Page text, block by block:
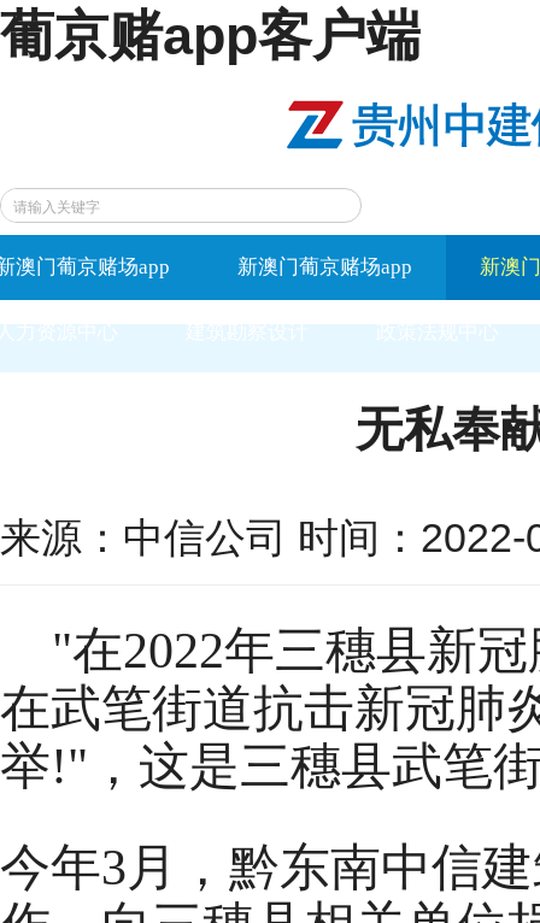
葡京赌app客户端
澳门葡京赌场app 新澳门葡京赌场app 新澳
力资源中心 建筑勘察设计 政策法规中心
无私奉
来源：中信公司 时间：
"在2022年三穗县新
在武笔街道抗击新冠肺
举!"，这是三穗县武笔
今年3月，黔东南中信